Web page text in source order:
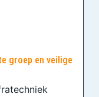
groep en veilige